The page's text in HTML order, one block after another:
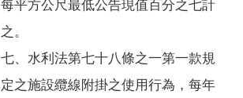
每平方公尺最低公告現值百分之七計
之。
七、水利法第七十八條之一第一款規
定之施設纜線附掛之使用行為，每年